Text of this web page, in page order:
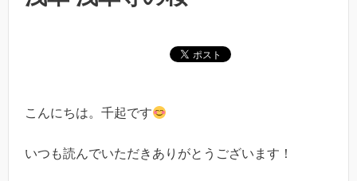
こんにちは。千起です
いつも読んでいただきありがとうございます！